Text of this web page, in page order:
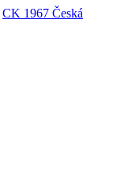
CK 1967 Česká